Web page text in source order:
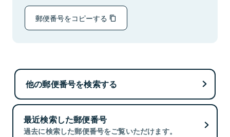
郵便番号をコピーする
他の郵便番号を検索する
最近検索した郵便番号
過去に検索した郵便番号をご覧いただけます。